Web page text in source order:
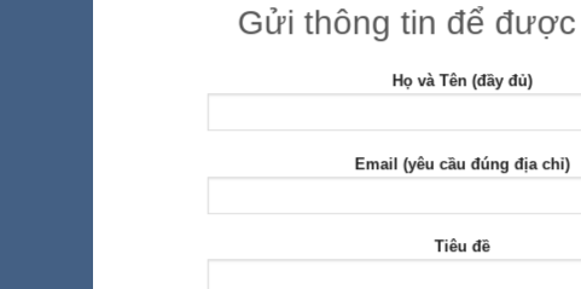
Gửi thông tin để
Họ và Tên (đầy đủ)
Email (yêu cầu đúng địa chỉ)
Tiêu đề